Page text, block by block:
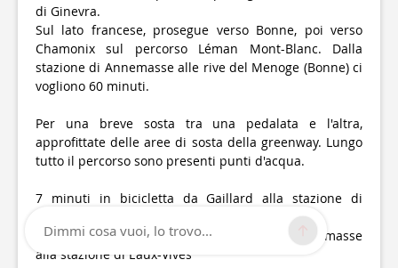
di Ginevra.
Sul lato francese, prosegue verso Bonne, poi verso
Chamonix sul percorso Léman Mont-Blanc. Dalla
stazione di Annemasse alle rive del Menoge (Bonne) ci
vogliono 60 minuti.
Per una breve sosta tra una pedalata e l'altra,
approfittate delle aree di sosta della greenway. Lungo
tutto il percorso sono presenti punti d'acqua.
7 minuti in bicicletta da Gaillard alla stazione di
20 minuti in bicicletta dalla stazione di Annemasse
alla stazione di Eaux-Vives
Dimmi cosa vuoi, lo trovo...